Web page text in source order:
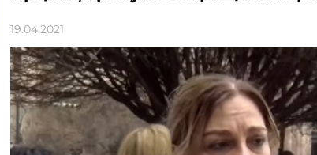
19.04.2021